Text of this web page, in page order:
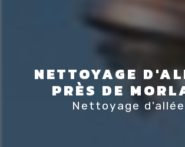
NETTOYAGE
PRÈS DE
Nettoyage